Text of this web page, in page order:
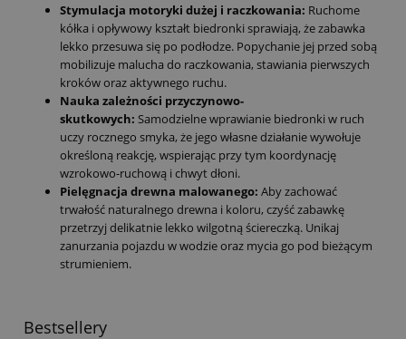
Stymulacja motoryki dużej i raczkowania: Ruchome
kółka i opływowy kształt biedronki sprawiają, że zabawka
lekko przesuwa się po podłodze. Popychanie jej przed sobą
mobilizuje malucha do raczkowania, stawiania pierwszych
kroków oraz aktywnego ruchu.
Nauka zależności przyczynowo-
skutkowych: Samodzielne wprawianie biedronki w ruch
uczy rocznego smyka, że jego własne działanie wywołuje
określoną reakcję, wspierając przy tym koordynację
wzrokowo-ruchową i chwyt dłoni.
Pielęgnacja drewna malowanego: Aby zachować
trwałość naturalnego drewna i koloru, czyść zabawkę
przetrzyj delikatnie lekko wilgotną ściereczką. Unikaj
zanurzania pojazdu w wodzie oraz mycia go pod bieżącym
strumieniem.
Bestsellery